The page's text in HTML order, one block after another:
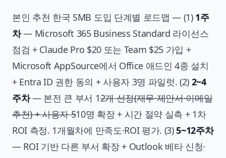
본인 추천 한국 SMB 도입 단계별 로드맵 — (1) 1주
차— Microsoft 365 Business Standard 라이선스
점검 + Claude Pro $20 또는 Team $25 가입 +
Microsoft AppSource에서 Office 애드인 4종 설치
+ Entra ID 권한 동의 + 사용자 3명 파일럿. (2) 2~4
주차— 본전 큰 부서 12개 선정(재무·제안서·이메일
추천) + 사용자 510명 확장 + 시간 절약 실측 + 1차
ROI 측정. 1개월차에 만족도·ROI 평가. (3)5~12주차
— ROI 기반 다른 부서 확장 + Outlook 베타 신청·